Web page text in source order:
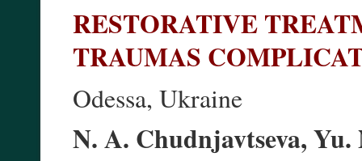
RESTORATIVE
TRAUMAS
Odessa, Ukraine
N. A. Chudnjavtseva,